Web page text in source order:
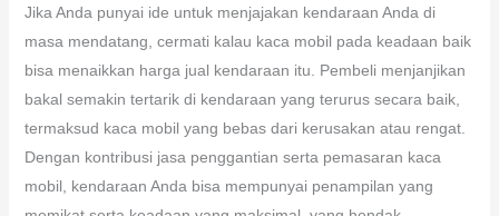
Jika Anda punyai ide untuk menjajakan kendaraan Anda di
masa mendatang, cermati kalau kaca mobil pada keadaan baik
bisa menaikkan harga jual kendaraan itu. Pembeli menjanjikan
bakal semakin tertarik di kendaraan yang terurus secara baik,
termaksud kaca mobil yang bebas dari kerusakan atau rengat.
Dengan kontribusi jasa penggantian serta pemasaran kaca
mobil, kendaraan Anda bisa mempunyai penampilan yang